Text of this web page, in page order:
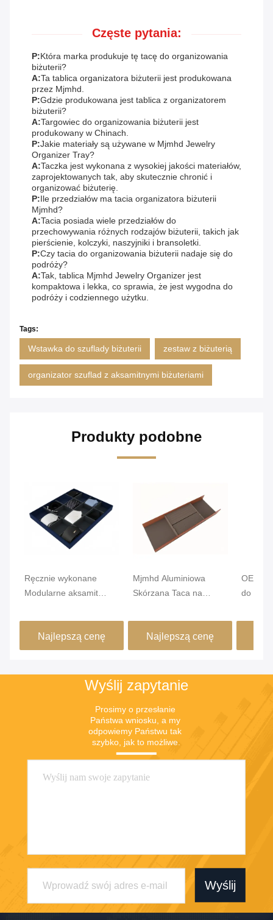
Częste pytania:
P:Która marka produkuje tę tacę do organizowania
biżuterii?
A:Ta tablica organizatora biżuterii jest produkowana
przez Mjmhd.
P:Gdzie produkowana jest tablica z organizatorem
biżuterii?
A:Targowiec do organizowania biżuterii jest
produkowany w Chinach.
P:Jakie materiały są używane w Mjmhd Jewelry
Organizer Tray?
A:Taczka jest wykonana z wysokiej jakości materiałów,
zaprojektowanych tak, aby skutecznie chronić i
organizować biżuterię.
P:Ile przedziałów ma tacia organizatora biżuterii
Mjmhd?
A:Tacia posiada wiele przedziałów do
przechowywania różnych rodzajów biżuterii, takich jak
pierścienie, kolczyki, naszyjniki i bransoletki.
P:Czy tacia do organizowania biżuterii nadaje się do
podróży?
A:Tak, tablica Mjmhd Jewelry Organizer jest
kompaktowa i lekka, co sprawia, że jest wygodna do
podróży i codziennego użytku.
Tags:
Wstawka do szuflady biżuterii zestaw z biżuterią
organizator szuflad z aksamitnymi biżuteriami
Produkty podobne
Ręcznie wykonane
Modularne aksamit
Organizer szafy
szuflady wkład
Najlepszą cenę
Mjmhd Aluminiowa
Skórzana Taca na
Szufladach, Ręcznie
Robiona
Najlepszą cenę
OEM
do
PVC
Wyślij zapytanie
Prosimy o przesłanie
Państwa wniosku, a my
odpowiemy Państwu tak
szybko, jak to możliwe.
Wyślij